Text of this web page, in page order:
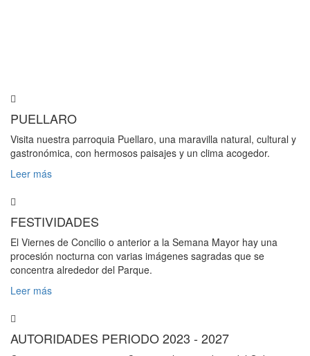
PUELLARO
Visita nuestra parroquia Puellaro, una maravilla natural, cultural y
gastronómica, con hermosos paisajes y un clima acogedor.
Leer más
FESTIVIDADES
El Viernes de Concilio o anterior a la Semana Mayor hay una
procesión nocturna con varias imágenes sagradas que se
concentra alrededor del Parque.
Leer más
AUTORIDADES PERIODO 2023 - 2027